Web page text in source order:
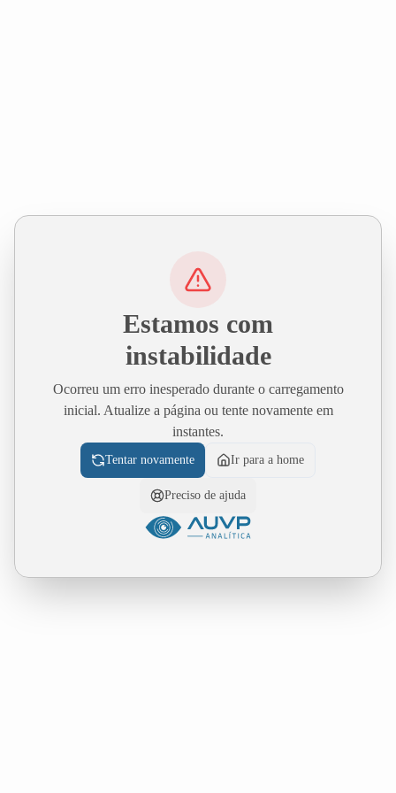
Estamos com
instabilidade
Ocorreu um erro inesperado durante o carregamento
inicial. Atualize a página ou tente novamente em
instantes.
Tentar novamente Ir para a home
Preciso de ajuda